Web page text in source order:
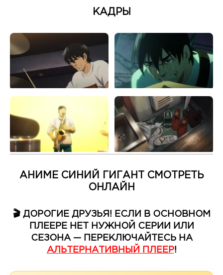
КАДРЫ
АНИМЕ СИНИЙ ГИГАНТ СМОТРЕТЬ
ОНЛАЙН
🎬 ДОРОГИЕ ДРУЗЬЯ! ЕСЛИ В ОСНОВНОМ
ПЛЕЕРЕ НЕТ НУЖНОЙ СЕРИИ ИЛИ
СЕЗОНА — ПЕРЕКЛЮЧАЙТЕСЬ НА
АЛЬТЕРНАТИВНЫЙ ПЛЕЕР!